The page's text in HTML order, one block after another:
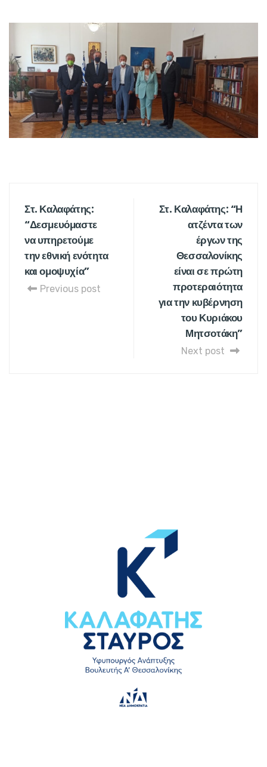
Στ. Καλαφάτης:
“Δεσμευόμαστε
να υπηρετούμε
την εθνική ενότητα
και ομοψυχία”
Previous post
Στ. Καλαφάτης: “Η
ατζέντα των
έργων της
Θεσσαλονίκης
είναι σε πρώτη
προτεραιότητα
για την κυβέρνηση
του Κυριάκου
Μητσοτάκη”
Next post